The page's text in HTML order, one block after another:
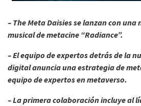
– The Meta Daisies se lanzan con
musical de metacine “Radiance”.
– El equipo de expertos detrás de la
digital anuncia una estrategia de
equipo de expertos en metaverso.
– La primera colaboración incluye al